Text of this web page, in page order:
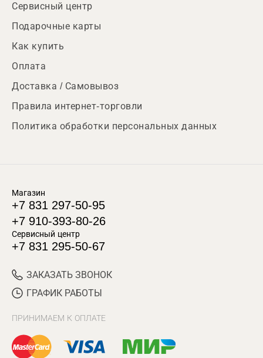
Сервисный центр
Подарочные карты
Как купить
Оплата
Доставка / Самовывоз
Правила интернет-торговли
Политика обработки персональных данных
Магазин
+7 831 297-50-95
+7 910-393-80-26
Сервисный центр
+7 831 295-50-67
ЗАКАЗАТЬ ЗВОНОК
ГРАФИК РАБОТЫ
ПРИНИМАЕМ К ОПЛАТЕ